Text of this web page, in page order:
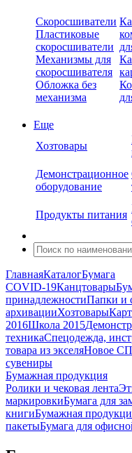
Скоросшиватели
Пластиковые
скоросшиватели
Механизмы для
скоросшивателя
Обложка без
механизма
Еще
Хозтовары
Демонстрационное
оборудование
Продукты питания
ГлавнаяКаталогБумага
COVID-19Канцтовары
принадлежностиПапки и
архивацииХозтовары
2016Школа 2015
техникаСпецодежда,
товара из экселяНовое С
сувениры
Бумажная продукция
Ролики и чековая лента
маркировкиБумага для
книгиБумажная
пакетыБумага для